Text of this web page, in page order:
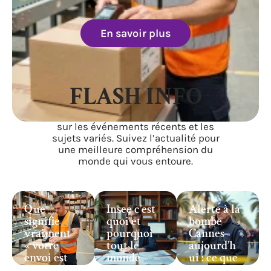
En savoir plus
FLASH INFO
Accédez à des informations fiables
sur les événements récents et les
sujets variés. Suivez l’actualité pour
une meilleure compréhension du
monde qui vous entoure.
Que
signifie
vraiment
« votre
envoi est
Insee c’est
quoi et
pourquoi
tout le
monde
Alerte à la
bombe
Cannes
aujourd’h
ui : ce que